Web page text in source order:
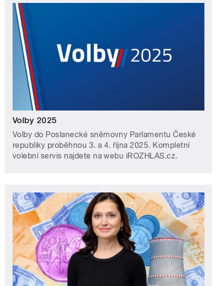
Volby 2025
Volby do Poslanecké sněmovny Parlamentu České
republiky proběhnou 3. a 4. října 2025. Kompletní
volební servis najdete na webu iROZHLAS.cz.